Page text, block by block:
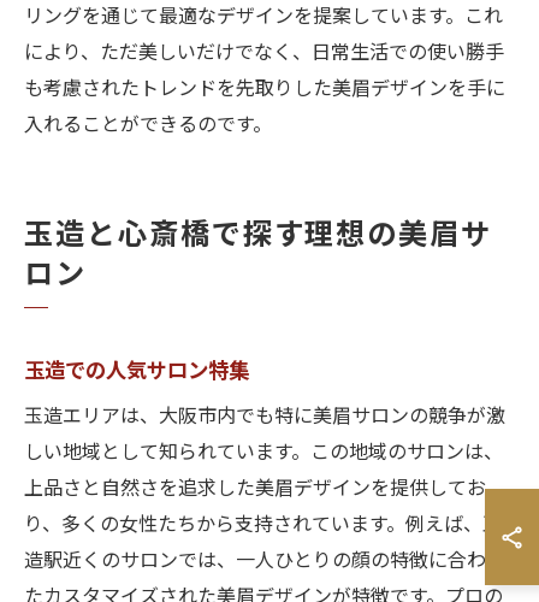
リングを通じて最適なデザインを提案しています。これ
により、ただ美しいだけでなく、日常生活での使い勝手
も考慮されたトレンドを先取りした美眉デザインを手に
入れることができるのです。
玉造と心斎橋で探す理想の美眉サ
ロン
玉造での人気サロン特集
玉造エリアは、大阪市内でも特に美眉サロンの競争が激
しい地域として知られています。この地域のサロンは、
上品さと自然さを追求した美眉デザインを提供してお
り、多くの女性たちから支持されています。例えば、玉
造駅近くのサロンでは、一人ひとりの顔の特徴に合わせ